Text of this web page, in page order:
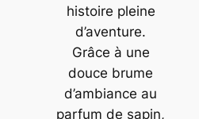
histoire pleine
d’aventure.
Grâce à une
douce brume
d’ambiance au
parfum de sapin,